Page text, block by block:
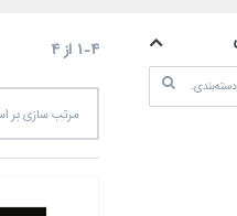
1-4 از4
مرتب سازي بر